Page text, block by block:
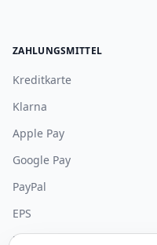
ZAHLUNGSMITTEL
Kreditkarte
Klarna
Apple Pay
Google Pay
PayPal
EPS
Bancontact